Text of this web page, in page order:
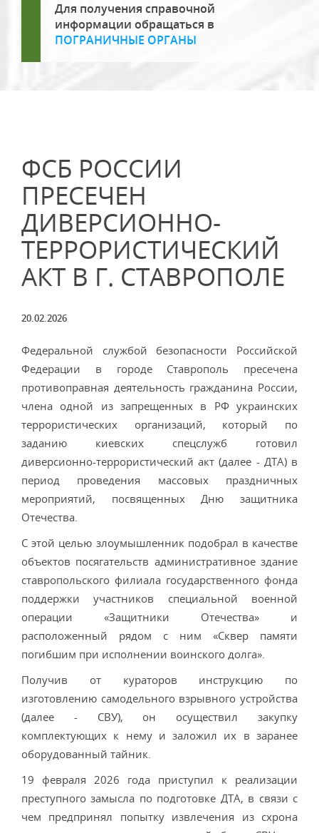
Для получения справочной
информации обращаться в
ПОГРАНИЧНЫЕ ОРГАНЫ
ФСБ РОССИИ
ПРЕСЕЧЕН
ДИВЕРСИОННО-
ТЕРРОРИСТИЧЕСКИЙ
АКТ В Г. СТАВРОПОЛЕ
20.02.2026
Федеральной службой безопасности Российской
Федерации в городе Ставрополь пресечена
противоправная деятельность гражданина России,
члена одной из запрещенных в РФ украинских
террористических организаций, который по
заданию киевских спецслужб готовил
диверсионно-террористический акт (далее - ДТА) в
период проведения массовых праздничных
мероприятий, посвященных Дню защитника
Отечества.
С этой целью злоумышленник подобрал в качестве
объектов посягательств административное здание
ставропольского филиала государственного фонда
поддержки участников специальной военной
операции «Защитники Отечества» и
расположенный рядом с ним «Сквер памяти
погибшим при исполнении воинского долга».
Получив от кураторов инструкцию по
изготовлению самодельного взрывного устройства
(далее - СВУ), он осуществил закупку
комплектующих к нему и заложил их в заранее
оборудованный тайник.
19 февраля 2026 года приступил к реализации
преступного замысла по подготовке ДТА, в связи с
чем предпринял попытку извлечения из схрона